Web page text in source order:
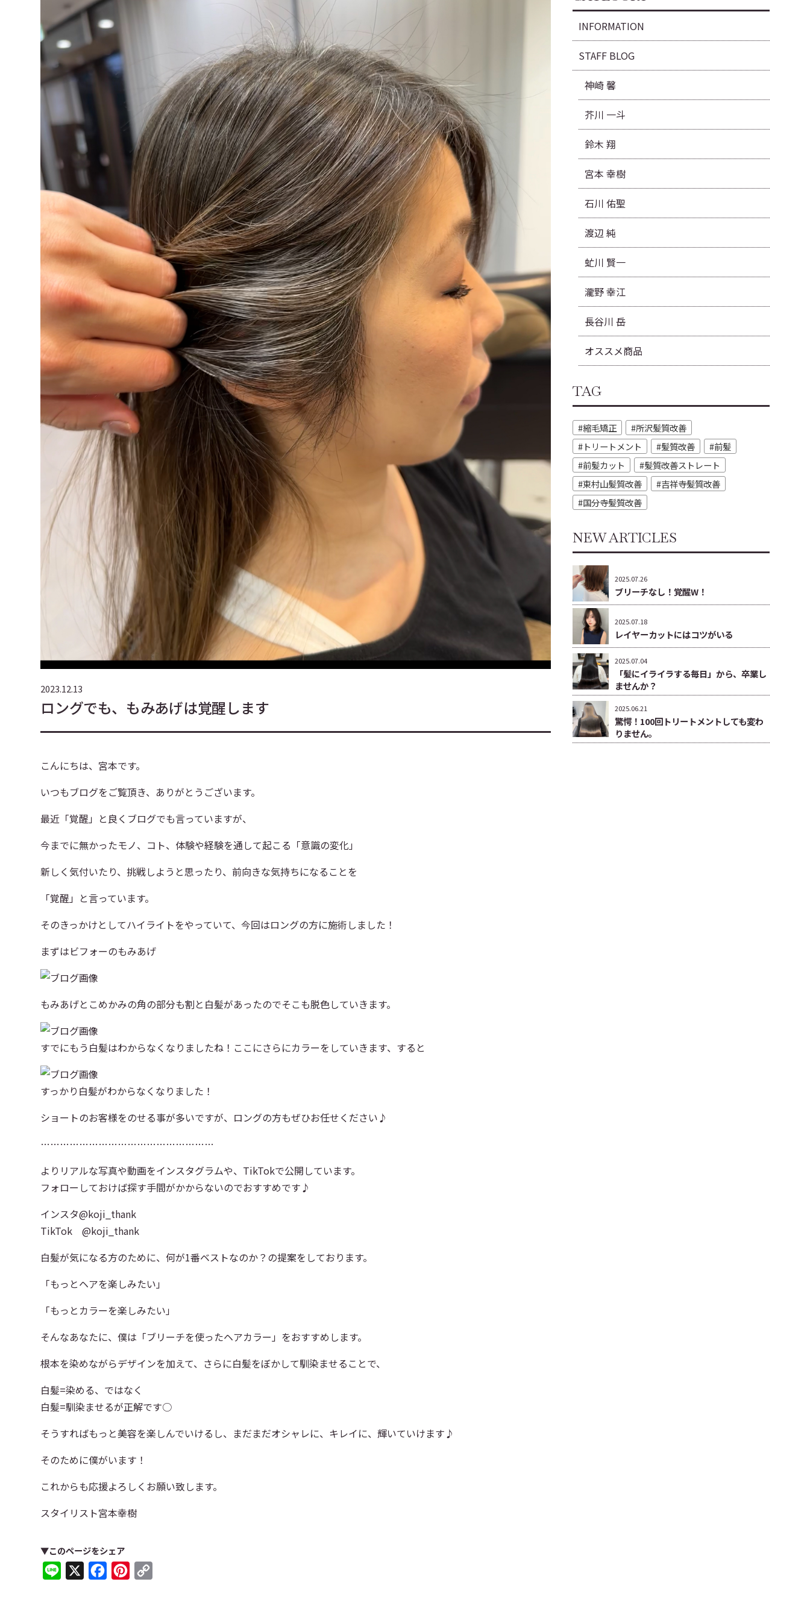
2023.12.13
ロングでも、もみあげは覚醒します
こんにちは、宮本です。
いつもブログをご覧頂き、ありがとうございます。
最近「覚醒」と良くブログでも言っていますが、
今までに無かったモノ、コト、体験や経験を通して起こる「意識の変化」
新しく気付いたり、挑戦しようと思ったり、前向きな気持ちになることを
「覚醒」と言っています。
そのきっかけとしてハイライトをやっていて、今回はロングの方に施術しました！
まずはビフォーのもみあげ
もみあげとこめかみの角の部分も割と白髪があったのでそこも脱色していきます。
すでにもう白髪はわからなくなりましたね！ここにさらにカラーをしていきます、すると
すっかり白髪がわからなくなりました！
ショートのお客様をのせる事が多いですが、ロングの方もぜひお任せください♪
………………………………………………
よりリアルな写真や動画をインスタグラムや、TikTokで公開しています。
フォローしておけば探す手間がかからないのでおすすめです♪
インスタ@koji_thank
TikTok @koji_thank
白髪が気になる方のために、何が1番ベストなのか？の提案をしております。
「もっとヘアを楽しみたい」
「もっとカラーを楽しみたい」
そんなあなたに、僕は「ブリーチを使ったヘアカラー」をおすすめします。
根本を染めながらデザインを加えて、さらに白髪をぼかして馴染ませることで、
白髪=染める、ではなく
白髪=馴染ませるが正解です○
そうすればもっと美容を楽しんでいけるし、まだまだオシャレに、キレイに、輝いていけます♪
そのために僕がいます！
これからも応援よろしくお願い致します。
スタイリスト宮本幸樹
▼このページをシェア
Line FacebookPinterest
INFORMATION
STAFF BLOG
神崎 馨
芥川 一斗
鈴木 翔
宮本 幸樹
石川 佑聖
渡辺 純
虻川 賢一
瀧野 幸江
長谷川 岳
オススメ商品
TAG
縮毛矯正
所沢髪質改善
トリートメント
髪質改善
前髪
前髪カット
髪質改善ストレート
東村山髪質改善
吉祥寺髪質改善
国分寺髪質改善
NEW ARTICLES
2025.07.26
ブリーチなし！覚醒W！
2025.07.18
レイヤーカットにはコツがいる
2025.07.04
「髪にイライラする毎日」から、卒業し
ませんか？
2025.06.21
驚愕！100回トリートメントしても変わ
りません。